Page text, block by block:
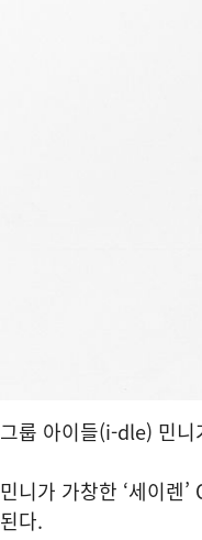
그룹 아이들(i-dle) 민니
민니가 가창한 ‘세이렌
된다.